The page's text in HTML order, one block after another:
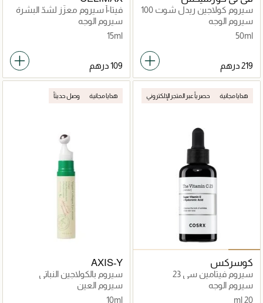
سيروم كولاجين ريدل شوت 100
سيروم الوجه
50ml
فيتا-أ سيروم معزّز لشدّ البشرة
بالريتينال
سيروم الوجه
15ml
هدايا مجانية حصرياً عبر المتجر الإلكتروني
كوسركس
سيروم فيتامين سي 23
سيروم الوجه
20 ml
هدايا مجانية وصل حديثاً
AXIS-Y
سيروم بالكولاجين النباتي
سيروم العين
10ml